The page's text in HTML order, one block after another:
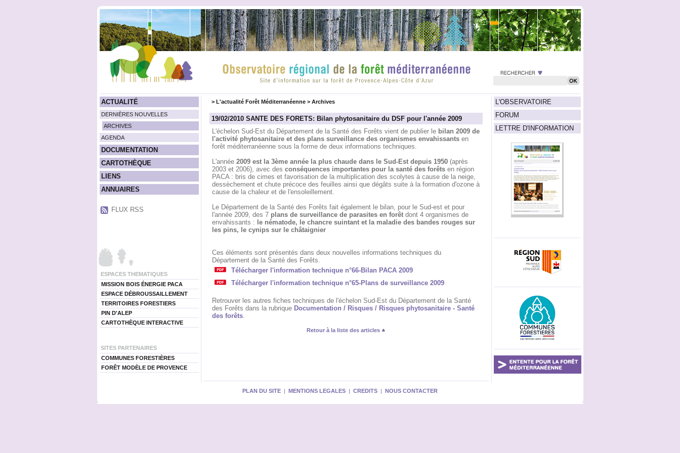
ACTUALITÉ
DERNIÈRES NOUVELLES
ARCHIVES
AGENDA
DOCUMENTATION
CARTOTHÈQUE
LIENS
ANNUAIRES
FLUX RSS
ESPACES THEMATIQUES
MISSION BOIS ÉNERGIE PACA
ESPACE DÉBROUSSAILLEMENT
TERRITOIRES FORESTIERS
PIN D'ALEP
CARTOTHÈQUE INTERACTIVE
SITES PARTENAIRES
COMMUNES FORESTIÈRES
FORÊT MODÈLE DE PROVENCE
L'OBSERVATOIRE
FORUM
LETTRE D'INFORMATION
> L'actualité Forêt Méditerranéenne> Archives
19/02/2010 SANTE DES FORETS: Bilan phytosanitaire du DSF pour l'année 2009
L'échelon Sud-Est du Département de la Santé des Forêts vient de publier le bilan 2009 de
l'activité phytosanitaire et des plans surveillance des organismes envahissantsen
forêt méditerranéenne sous la forme de deux informations techniques.
L'année 2009 est la 3ème année la plus chaude dans le Sud-Est depuis 1950(après
2003 et 2006), avec des conséquences importantes pour la santé des forêtsen région
PACA : bris de cimes et favorisation de la multiplication des scolytes à cause de la neige,
dessèchement et chute précoce des feuilles ainsi que dégâts suite à la formation d'ozone à
cause de la chaleur et de l'ensoleillement.
Le Département de la Santé des Forêts fait également le bilan, pour le Sud-est et pour
l'année 2009, des 7 plans de surveillance de parasites en forêtdont 4 organismes de
envahissants : le nématode, le chancre suintant et la maladie des bandes rouges sur
les pins, le cynips sur le châtaignier
Ces éléments sont présentés dans deux nouvelles informations techniques du
Département de la Santé des Forêts.
Télécharger l'information technique n°66-Bilan PACA 2009
Télécharger l'information technique n°65-Plans de surveillance 2009
Retrouver les autres fiches techniques de l'échelon Sud-Est du Département de la Santé
des Forêts dans la rubrique Documentation / Risques / Risques phytosanitaire - Santé
des forêts.
Retour à la liste des articles
PLAN DU SITE | MENTIONS LEGALES | CREDITS | NOUS CONTACTER